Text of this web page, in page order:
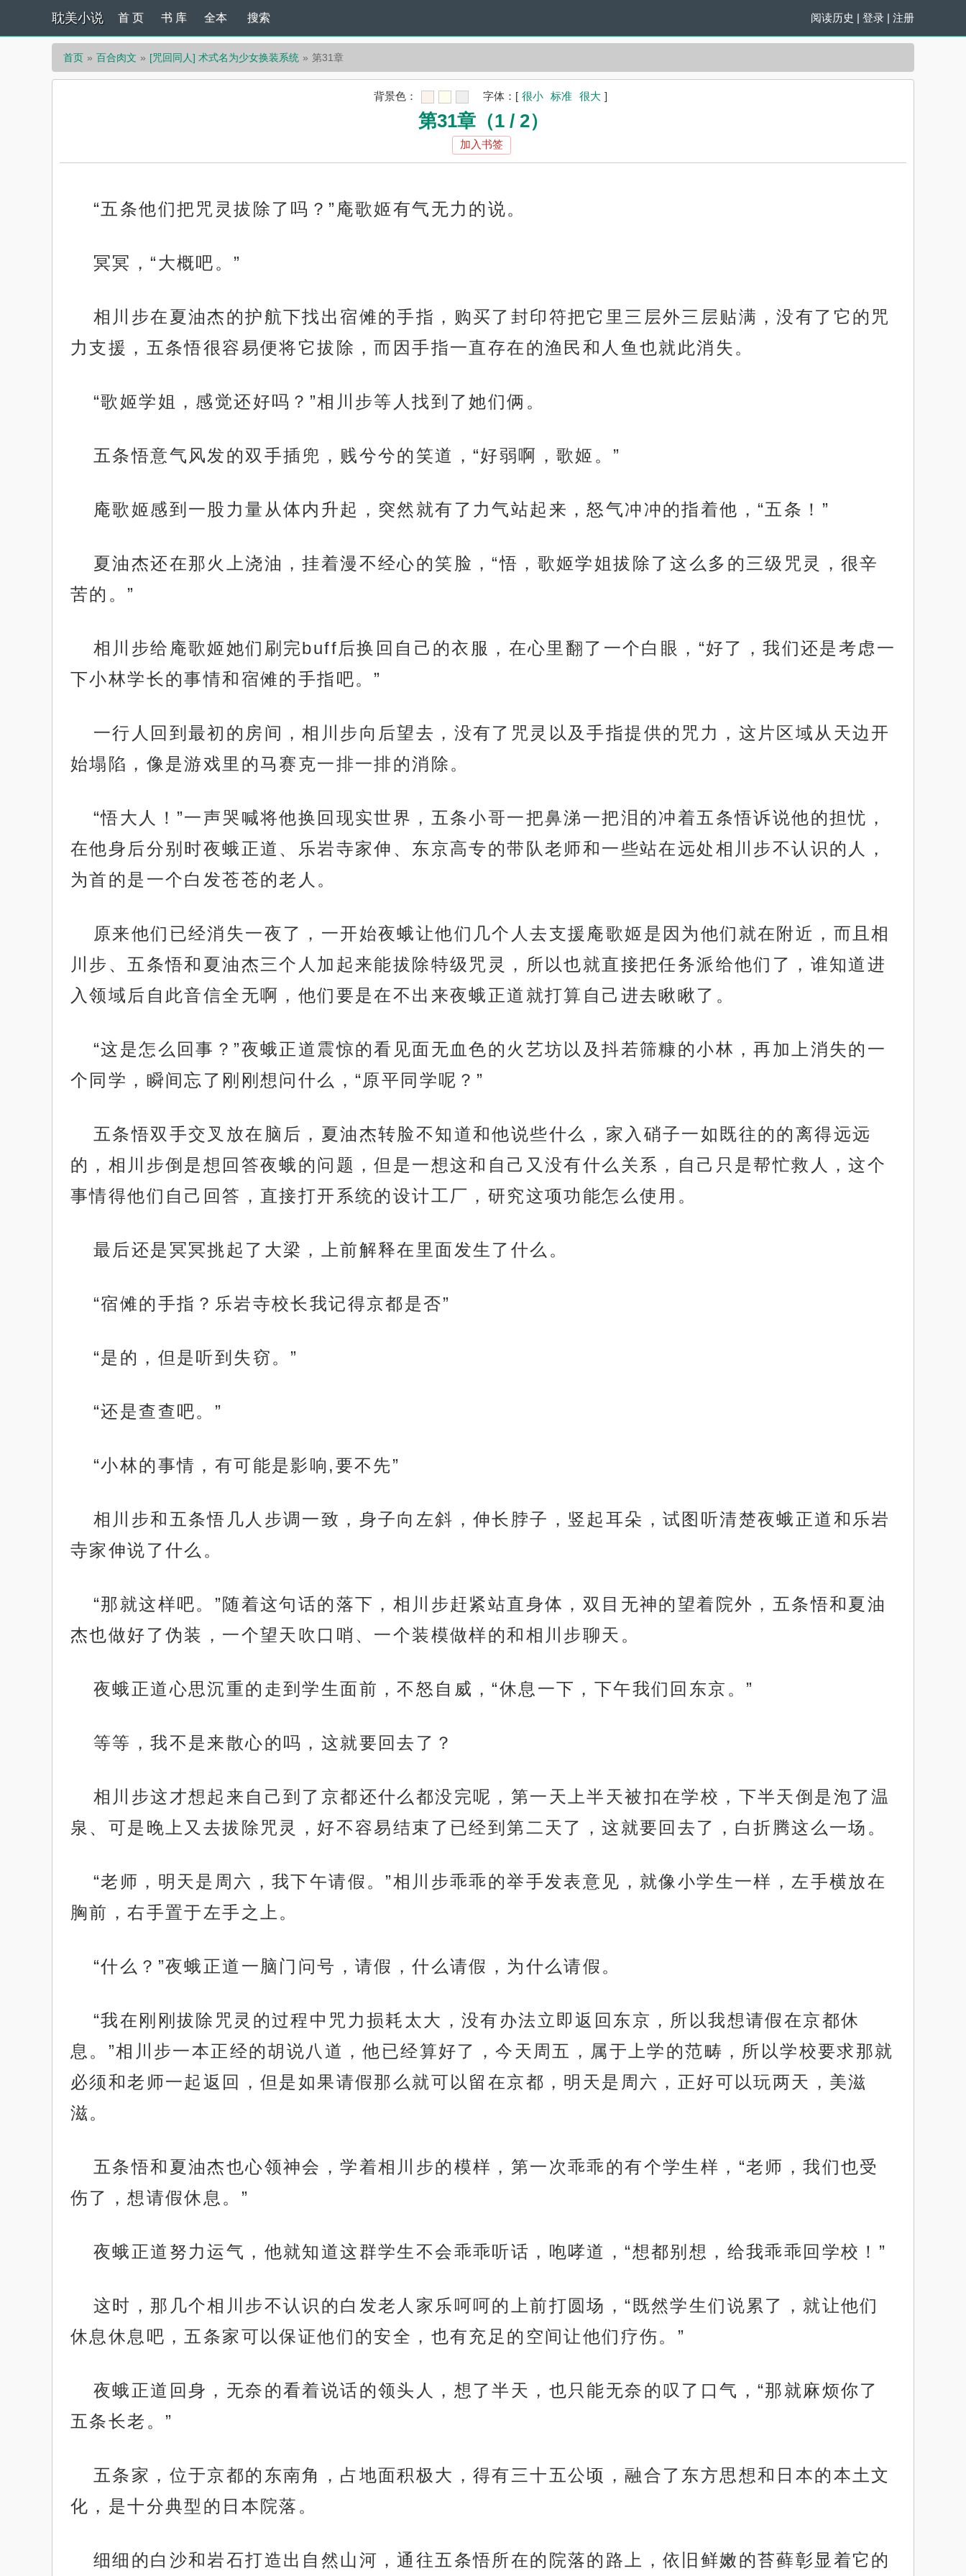
耽美小说 阅读历史 | 登录 | 注册
首 页 书 库 全本 搜索
首页 百合肉文 [咒回同人] 术式名为少女换装系统 第31章
背景色： 字体： [ 很小 标准 很大 ]
第31章（1 / 2）
加入书签
“五条他们把咒灵拔除了吗？”庵歌姬有气无力的说。
冥冥，“大概吧。”
相川步在夏油杰的护航下找出宿傩的手指，购买了封印符把它里三层外三层贴满，没有了它的咒
力支援，五条悟很容易便将它拔除，而因手指一直存在的渔民和人鱼也就此消失。
“歌姬学姐，感觉还好吗？”相川步等人找到了她们俩。
五条悟意气风发的双手插兜，贱兮兮的笑道，“好弱啊，歌姬。”
庵歌姬感到一股力量从体内升起，突然就有了力气站起来，怒气冲冲的指着他，“五条！”
夏油杰还在那火上浇油，挂着漫不经心的笑脸，“悟，歌姬学姐拔除了这么多的三级咒灵，很辛
苦的。”
相川步给庵歌姬她们刷完buff后换回自己的衣服，在心里翻了一个白眼，“好了，我们还是考虑一
下小林学长的事情和宿傩的手指吧。”
一行人回到最初的房间，相川步向后望去，没有了咒灵以及手指提供的咒力，这片区域从天边开
始塌陷，像是游戏里的马赛克一排一排的消除。
“悟大人！”一声哭喊将他换回现实世界，五条小哥一把鼻涕一把泪的冲着五条悟诉说他的担忧，
在他身后分别时夜蛾正道、乐岩寺家伸、东京高专的带队老师和一些站在远处相川步不认识的人，
为首的是一个白发苍苍的老人。
原来他们已经消失一夜了，一开始夜蛾让他们几个人去支援庵歌姬是因为他们就在附近，而且相
川步、五条悟和夏油杰三个人加起来能拔除特级咒灵，所以也就直接把任务派给他们了，谁知道进
入领域后自此音信全无啊，他们要是在不出来夜蛾正道就打算自己进去瞅瞅了。
“这是怎么回事？”夜蛾正道震惊的看见面无血色的火艺坊以及抖若筛糠的小林，再加上消失的一
个同学，瞬间忘了刚刚想问什么，“原平同学呢？”
五条悟双手交叉放在脑后，夏油杰转脸不知道和他说些什么，家入硝子一如既往的的离得远远
的，相川步倒是想回答夜蛾的问题，但是一想这和自己又没有什么关系，自己只是帮忙救人，这个
事情得他们自己回答，直接打开系统的设计工厂，研究这项功能怎么使用。
最后还是冥冥挑起了大梁，上前解释在里面发生了什么。
“宿傩的手指？乐岩寺校长我记得京都是否”
“是的，但是听到失窃。”
“还是查查吧。”
“小林的事情，有可能是影响,要不先”
相川步和五条悟几人步调一致，身子向左斜，伸长脖子，竖起耳朵，试图听清楚夜蛾正道和乐岩
寺家伸说了什么。
“那就这样吧。”随着这句话的落下，相川步赶紧站直身体，双目无神的望着院外，五条悟和夏油
杰也做好了伪装，一个望天吹口哨、一个装模做样的和相川步聊天。
夜蛾正道心思沉重的走到学生面前，不怒自威，“休息一下，下午我们回东京。”
等等，我不是来散心的吗，这就要回去了？
相川步这才想起来自己到了京都还什么都没完呢，第一天上半天被扣在学校，下半天倒是泡了温
泉、可是晚上又去拔除咒灵，好不容易结束了已经到第二天了，这就要回去了，白折腾这么一场。
“老师，明天是周六，我下午请假。”相川步乖乖的举手发表意见，就像小学生一样，左手横放在
胸前，右手置于左手之上。
“什么？”夜蛾正道一脑门问号，请假，什么请假，为什么请假。
“我在刚刚拔除咒灵的过程中咒力损耗太大，没有办法立即返回东京，所以我想请假在京都休
息。”相川步一本正经的胡说八道，他已经算好了，今天周五，属于上学的范畴，所以学校要求那就
必须和老师一起返回，但是如果请假那么就可以留在京都，明天是周六，正好可以玩两天，美滋
滋。
五条悟和夏油杰也心领神会，学着相川步的模样，第一次乖乖的有个学生样，“老师，我们也受
伤了，想请假休息。”
夜蛾正道努力运气，他就知道这群学生不会乖乖听话，咆哮道，“想都别想，给我乖乖回学校！”
这时，那几个相川步不认识的白发老人家乐呵呵的上前打圆场，“既然学生们说累了，就让他们
休息休息吧，五条家可以保证他们的安全，也有充足的空间让他们疗伤。”
夜蛾正道回身，无奈的看着说话的领头人，想了半天，也只能无奈的叹了口气，“那就麻烦你了
五条长老。”
五条家，位于京都的东南角，占地面积极大，得有三十五公顷，融合了东方思想和日本的本土文
化，是十分典型的日本院落。
细细的白沙和岩石打造出自然山河，通往五条悟所在的院落的路上，依旧鲜嫩的苔藓彰显着它的